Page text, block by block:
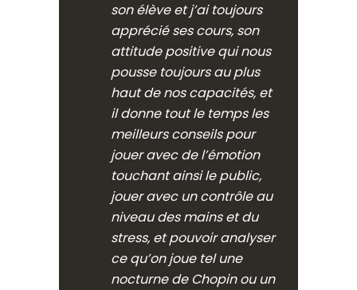
son élève et j’ai toujours
apprécié ses cours, son
attitude positive qui nous
pousse toujours au plus
haut de nos capacités, et
il donne tout le temps les
meilleurs conseils pour
jouer avec de l’émotion
touchant ainsi le public,
jouer avec un contrôle au
niveau des mains et du
stress, et pouvoir analyser
ce qu’on joue tel une
nocturne de Chopin ou un